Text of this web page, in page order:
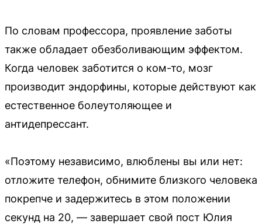
По словам профессора, проявление заботы
также обладает обезболивающим эффектом.
Когда человек заботится о ком-то, мозг
производит эндорфины, которые действуют как
естественное болеутоляющее и
антидепрессант.
«Поэтому независимо, влюблены вы или нет:
отложите телефон, обнимите близкого человека
покрепче и задержитесь в этом положении
секунд на 20, — завершает свой пост Юлия